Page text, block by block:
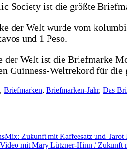
Society ist die größte
der Welt wurde vom
und 1 Peso.
Welt ist die Briefmarke
Guinness-Weltrekord für
, Briefmarken, Briefmarken-Jahr, Das
Zukunft mit Kaffeesatz und Tarot
mit Mary Lützner-Hinn / Zukunft